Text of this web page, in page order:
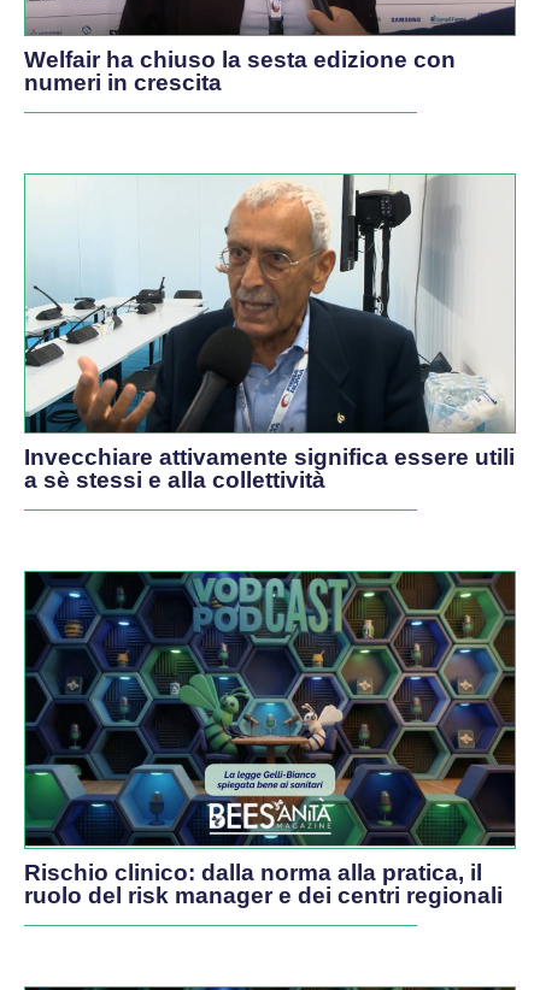
Welfair ha chiuso la sesta edizione con
numeri in crescita
Invecchiare attivamente significa essere utili
a sè stessi e alla collettività
PODCAST
Rischio clinico: dalla norma alla pratica, il
ruolo del risk manager e dei centri regionali